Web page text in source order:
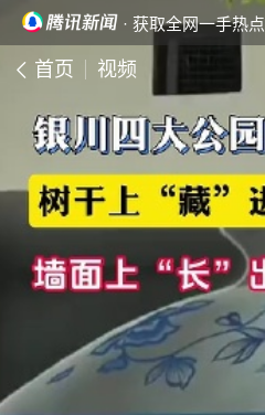
· 获取全网一手热点
首页 视频